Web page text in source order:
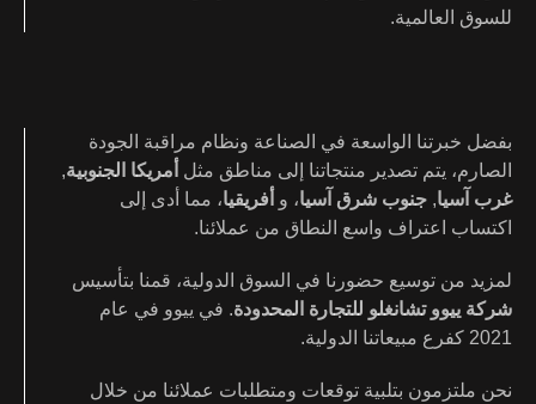
للسوق العالمية.
بفضل خبرتنا الواسعة في الصناعة ونظام مراقبة الجودة
الصارم، يتم تصدير منتجاتنا إلى مناطق مثل أمريكا الجنوبية,
غرب آسيا, جنوب شرق آسيا، و أفريقيا، مما أدى إلى
اكتساب اعتراف واسع النطاق من عملائنا.
لمزيد من توسيع حضورنا في السوق الدولية، قمنا بتأسيس
شركة ييوو تشانغلو للتجارة المحدودة. في ييوو في عام
2021 كفرع مبيعاتنا الدولية.
نحن ملتزمون بتلبية توقعات ومتطلبات عملائنا من خلال